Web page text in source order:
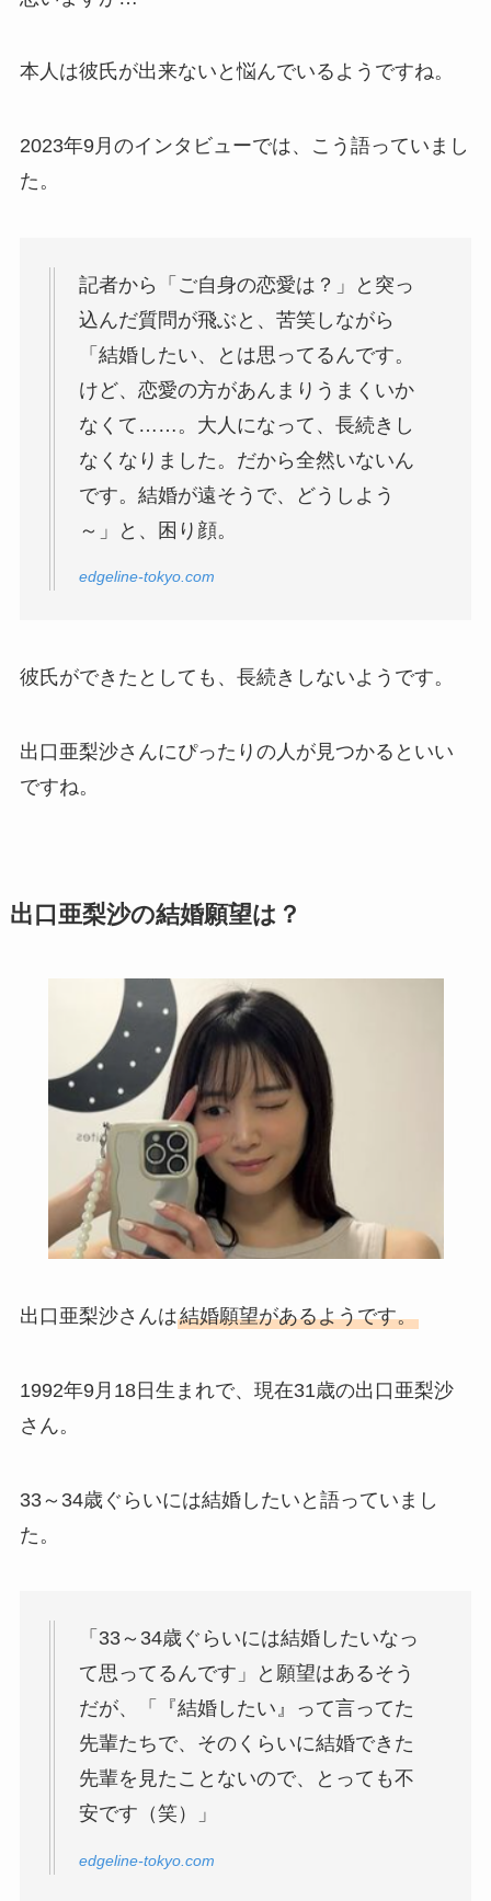
本人は彼氏が出来ないと悩んでいるようですね。
2023年9月のインタビューでは、こう語っていまし
た。
記者から「ご自身の恋愛は？」と突っ
込んだ質問が飛ぶと、苦笑しながら
「結婚したい、とは思ってるんです。
けど、恋愛の方があんまりうまくいか
なくて……。大人になって、長続きし
なくなりました。だから全然いないん
です。結婚が遠そうで、どうしよう
～」と、困り顔。
edgeline-tokyo.com
彼氏ができたとしても、長続きしないようです。
出口亜梨沙さんにぴったりの人が見つかるといい
ですね。
出口亜梨沙の結婚願望は？
出口亜梨沙さんは結婚願望があるようです。
1992年9月18日生まれで、現在31歳の出口亜梨沙
さん。
33～34歳ぐらいには結婚したいと語っていまし
た。
「33～34歳ぐらいには結婚したいなっ
て思ってるんです」と願望はあるそう
だが、「『結婚したい』って言ってた
先輩たちで、そのくらいに結婚できた
先輩を見たことないので、とっても不
安です（笑）」
edgeline-tokyo.com